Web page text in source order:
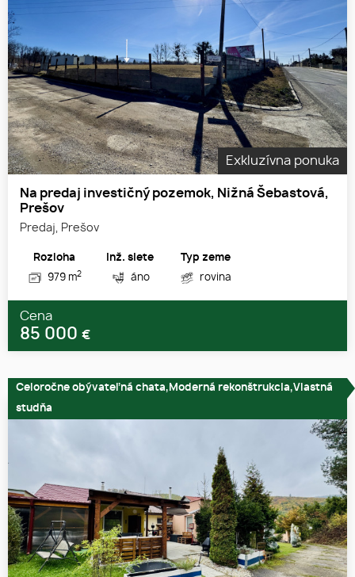
Exkluzívna ponuka
Na predaj investičný pozemok, Nižná Šebastová,
Prešov
Predaj, Prešov
Rozloha
979 m2
Inž. siete
áno
Typ zeme
rovina
Cena
85 000 €
Celoročne obývateľná chata,Moderná rekonštrukcia,Vlastná
studňa